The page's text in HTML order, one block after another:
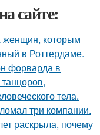
сайте:
женщин, которым
в Роттердаме.
форварда в
тела.
три компании.
раскрыла, почему